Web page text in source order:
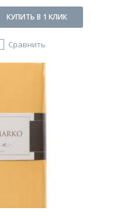
КУПИТЬ В 1 КЛИК
Сравнить